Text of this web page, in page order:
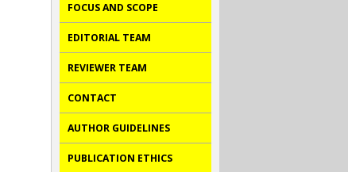
FOCUS AND SCOPE
EDITORIAL TEAM
REVIEWER TEAM
CONTACT
AUTHOR GUIDELINES
PUBLICATION ETHICS